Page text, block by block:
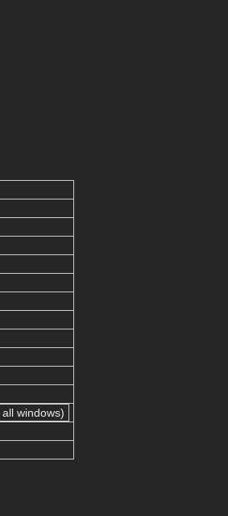
windows)